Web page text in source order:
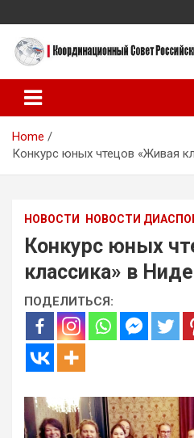
to
content
Российских
Нидерландах
Нидерландах
Home
Конкурс юных чтецов «Живая
НОВОСТИ НОВОСТИ
Конкурс юных
классика» в
ПОДЕЛИТЬСЯ: